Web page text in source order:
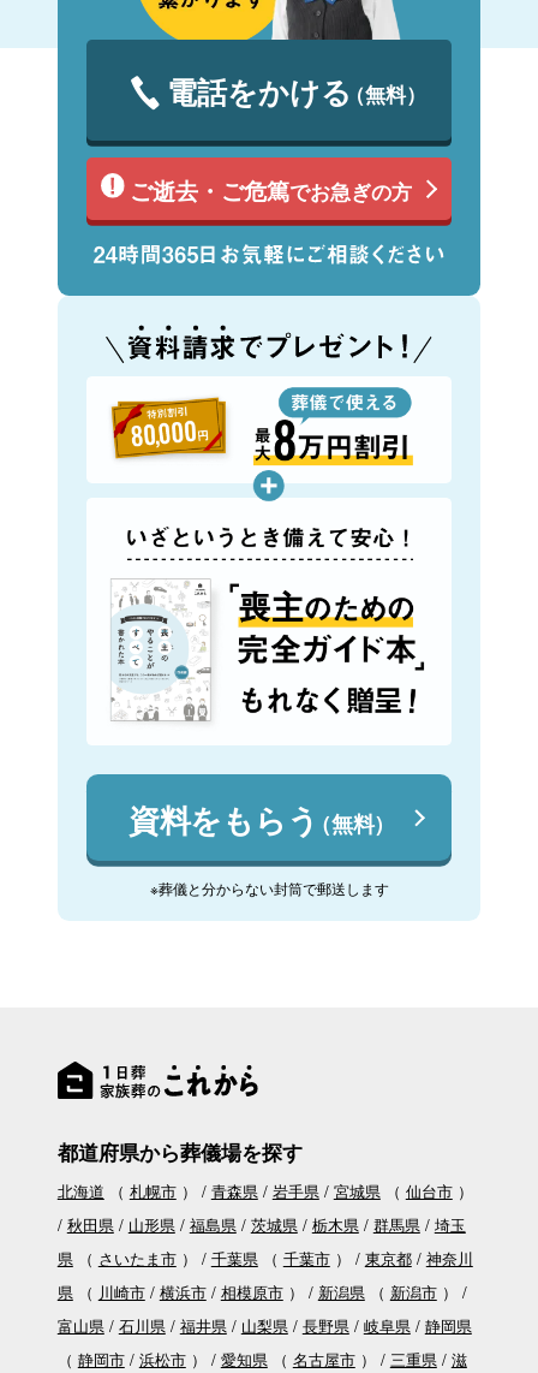
電話をかける（無料）
ご逝去・ご危篤でお急ぎの方
資料をもらう（無料）
※葬儀と分からない封筒で郵送します
都道府県から葬儀場を探す
北海道 （ 札幌市） 青森県 岩手県 宮城県（ 仙台市）
秋田県
山形県 福島県 茨城県 栃木県 群馬県
埼玉
県（ さいたま市） 千葉県（ 千葉市） 東京都
神奈川
県（ 川崎市 横浜市 相模原市） 新潟県（ 新潟市）
富山県
石川県 福井県 山梨県 長野県 岐阜県
静岡県
（ 静岡市 浜松市） 愛知県（ 名古屋市） 三重県
滋